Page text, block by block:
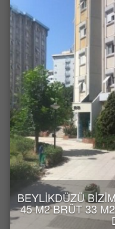
BEYLİKDÜZÜ
45 M2 BRÜT 33